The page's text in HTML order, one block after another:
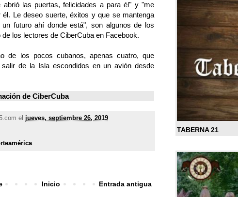
las puertas, felicidades a para él" y "me
Le deseo suerte, éxitos y que se mantenga
futuro ahí donde está", son algunos de los
los lectores de CiberCuba en Facebook.
de los pocos cubanos, apenas cuatro, que
salir de la Isla escondidos en un avión desde
de CiberCuba
el jueves, septiembre 26, 2019
Entrada antigua
Inicio
TABERNA 21